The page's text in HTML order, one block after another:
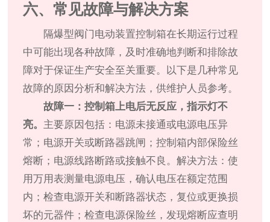
六、常见故障与解决方案
隔爆型阀门电动装置控制箱在长期运行过程
中可能出现各种故障，及时准确地判断和排除故
障对于保证生产安全至关重要。以下是几种常见
故障的原因分析和解决方法，供维护人员参考。
故障一：控制箱上电后无反应，指示灯不
亮。 主要原因包括：电源未接通或电源电压异
常；电源开关或断路器跳闸；控制箱内部保险丝
熔断；电源线路断路或接触不良。解决方法：使
用万用表测量电源电压，确认电压在额定范围
内；检查电源开关和断路器状态，复位或更换损
坏的元器件；检查电源保险丝，发现熔断应查明